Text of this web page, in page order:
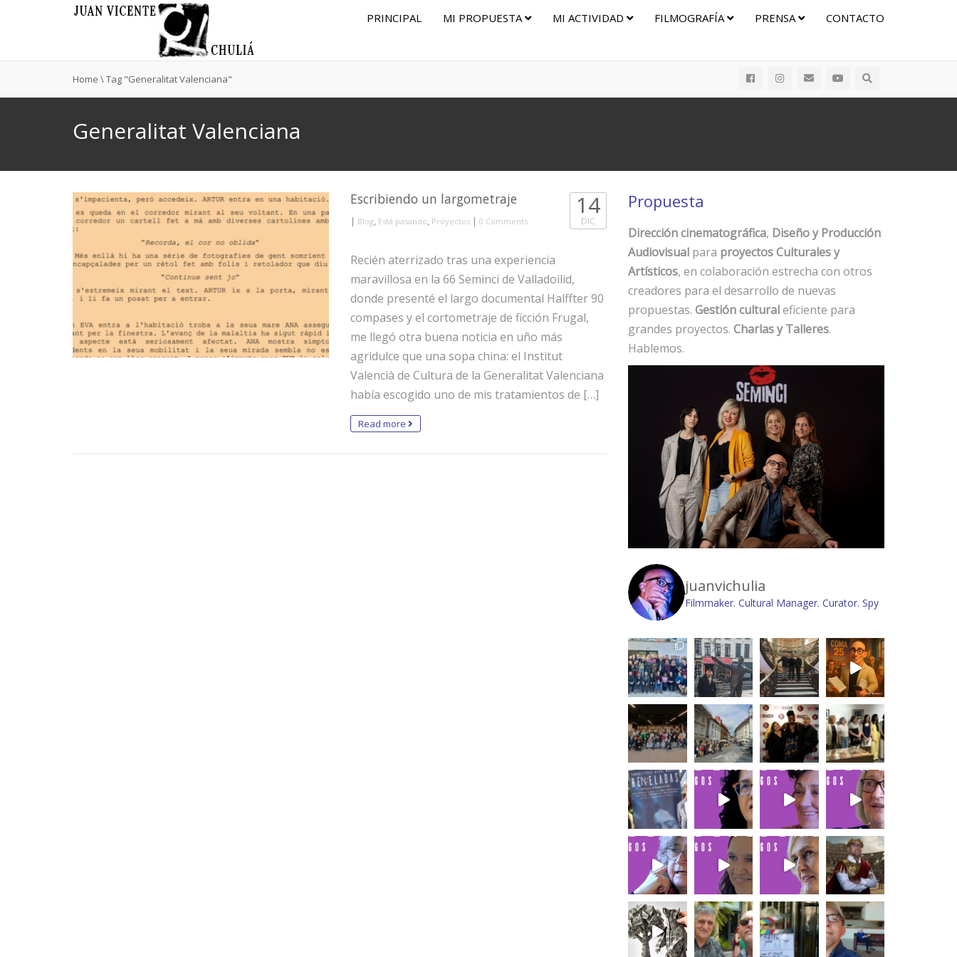
PRINCIPAL MI PROPUESTA MI ACTIVIDAD FILMOGRAFÍA PRENSA CONTACTO
Home \Tag "Generalitat Valenciana"
Generalitat Valenciana
Escribiendo un largometraje
| Blog, Está pasando, Proyectos | 0 Comments
14
DIC
Recién aterrizado tras una experiencia
maravillosa en la 66 Seminci de Valladoilid,
donde presenté el largo documental Halffter 90
compases y el cortometraje de ficción Frugal,
me llegó otra buena noticia en uño más
agridulce que una sopa china: el Institut
Valencià de Cultura de la Generalitat Valenciana
había escogido uno de mis tratamientos de […]
Read more
Propuesta
Dirección cinematográfica, Diseño y Producción
Audiovisual para proyectos Culturales y
Artísticos, en colaboración estrecha con otros
creadores para el desarrollo de nuevas
propuestas. Gestión culturaleficiente para
grandes proyectos. Charlas y Talleres.
Hablemos.
juanvichulia
Filmmaker. Cultural Manager. Curator. Spy